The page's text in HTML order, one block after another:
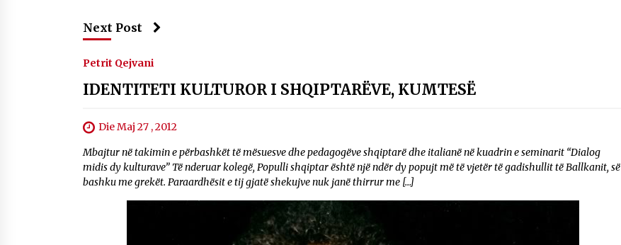
Next Post
Petrit Qejvani
IDENTITETI KULTUROR I SHQIPTARËVE, KUMTESË
Die Maj 27 , 2012
Mbajtur në takimin e përbashkët të mësuesve dhe pedagogëve shqiptarë dhe italianë në kuadrin e seminarit “Dialog
midis dy kulturave” Të nderuar kolegë, Populli shqiptar është një ndër dy popujt më të vjetër të gadishullit të Ballkanit, së
bashku me grekët. Paraardhësit e tij gjatë shekujve nuk janë thirrur me […]